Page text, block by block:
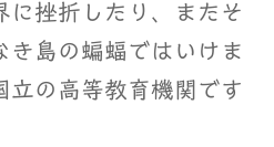
に挫折したり、またそ
き島の蝙蝠ではいけま
立の高等教育機関です